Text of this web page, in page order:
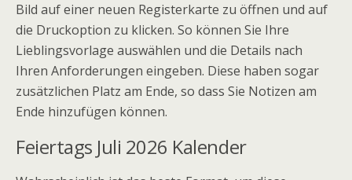
Bild auf einer neuen Registerkarte zu öffnen und auf
die Druckoption zu klicken. So können Sie Ihre
Lieblingsvorlage auswählen und die Details nach
Ihren Anforderungen eingeben. Diese haben sogar
zusätzlichen Platz am Ende, so dass Sie Notizen am
Ende hinzufügen können.
Feiertags Juli 2026 Kalender